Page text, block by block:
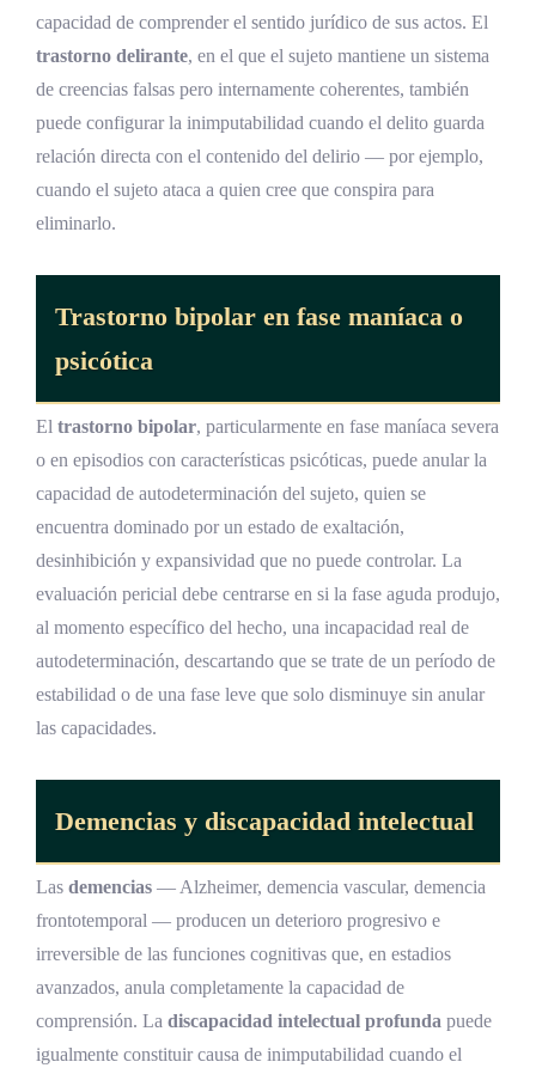
capacidad de comprender el sentido jurídico de sus actos. El
trastorno delirante, en el que el sujeto mantiene un sistema
de creencias falsas pero internamente coherentes, también
puede configurar la inimputabilidad cuando el delito guarda
relación directa con el contenido del delirio — por ejemplo,
cuando el sujeto ataca a quien cree que conspira para
eliminarlo.
Trastorno bipolar en fase maníaca o
psicótica
El trastorno bipolar, particularmente en fase maníaca severa
o en episodios con características psicóticas, puede anular la
capacidad de autodeterminación del sujeto, quien se
encuentra dominado por un estado de exaltación,
desinhibición y expansividad que no puede controlar. La
evaluación pericial debe centrarse en si la fase aguda produjo,
al momento específico del hecho, una incapacidad real de
autodeterminación, descartando que se trate de un período de
estabilidad o de una fase leve que solo disminuye sin anular
las capacidades.
Demencias y discapacidad intelectual
Las demencias — Alzheimer, demencia vascular, demencia
frontotemporal — producen un deterioro progresivo e
irreversible de las funciones cognitivas que, en estadios
avanzados, anula completamente la capacidad de
comprensión. La discapacidad intelectual profunda puede
igualmente constituir causa de inimputabilidad cuando el